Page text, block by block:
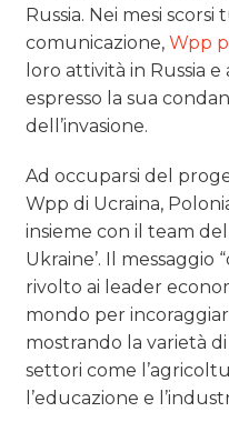
Russia. Nei mesi
comunicazione,Wpp
loro attività in Russia
espresso la sua
dell’invasione.
Ad occuparsi del
Wpp di Ucraina,
insieme con il team
Ukraine’. Il messaggio “
rivolto ai leader
mondo per
mostrando la varietà
settori come
l’educazione e